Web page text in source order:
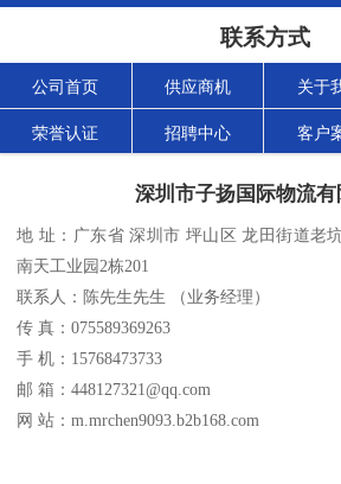
联系方式
公司首页 供应商机 关于
荣誉认证 招聘中心 客户
深圳市子扬国际物流有
地 址：广东省 深圳市 坪山区 龙田街道老
南天工业园2栋201
联系人：陈先生先生 （业务经理）
传 真：075589369263
手 机：15768473733
邮 箱：448127321@qq.com
网 站：m.mrchen9093.b2b168.com